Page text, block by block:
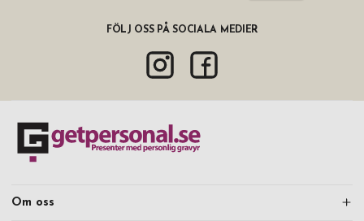
FÖLJ OSS PÅ SOCIALA MEDIER
Om oss